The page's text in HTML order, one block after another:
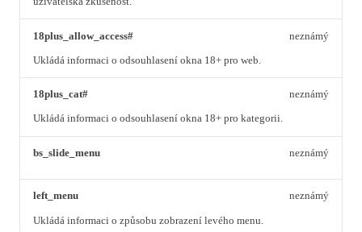
18plus_allow_access#
Ukládá informaci o odsouhlasení okna 18+ pro web.
neznámý
18plus_cat#
Ukládá informaci o odsouhlasení okna 18+ pro kategorii.
neznámý
bs_slide_menu neznámý
left_menu
Ukládá informaci o způsobu zobrazení levého menu.
neznámý